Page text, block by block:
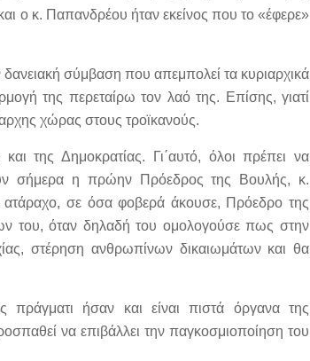
ο κ. Παπανδρέου ήταν εκείνος που το «έφερε»
σύμβαση που απεμπολεί τα κυριαρχικά
της περεταίρω τον λαό της. Επίσης, γιατί
χώρας στους τροϊκανούς.
της Δημοκρατίας. Γι΄αυτό, όλοι πρέπει να
σήμερα η πρώην Πρόεδρος της Βουλής, κ.
σε όσα φοβερά άκουσε, Πρόεδρο της
του, όταν δηλαδή του ομολογούσε πως στην
στέρηση ανθρωπίνων δικαιωμάτων και θα
ήσαν και είναι πιστά όργανα της
να επιβάλλει την παγκοσμιοποίηση του